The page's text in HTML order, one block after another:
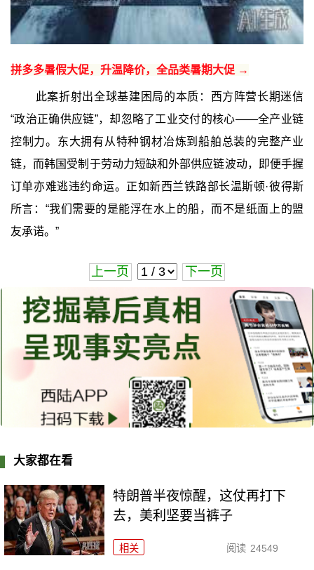
拼多多暑假大促，升温降价，全品类暑期大促 →
此案折射出全球基建困局的本质：西方阵营长期迷信
“政治正确供应链”，却忽略了工业交付的核心——全产业链
控制力。东大拥有从特种钢材冶炼到船舶总装的完整产业
链，而韩国受制于劳动力短缺和外部供应链波动，即便手握
订单亦难逃违约命运。正如新西兰铁路部长温斯顿·彼得斯
所言：“我们需要的是能浮在水上的船，而不是纸面上的盟
友承诺。”
上一页 下一页
大家都在看
特朗普半夜惊醒，这仗再打下
去，美利坚要当裤子
相关 阅读 24549